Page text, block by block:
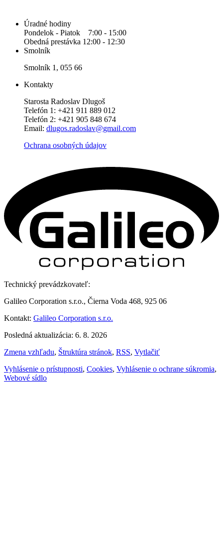
Úradné hodiny
Pondelok - Piatok 7:00 - 15:00
Obedná prestávka 12:00 - 12:30
Smolník
Smolník 1, 055 66
Kontakty
Starosta Radoslav Dlugoš
Telefón 1: +421 911 889 012
Telefón 2: +421 905 848 674
Email: dlugos.radoslav@gmail.com
Ochrana osobných údajov
Technický prevádzkovateľ:
Galileo Corporation s.r.o., Čierna Voda 468, 925 06
Kontakt: Galileo Corporation s.r.o.
Posledná aktualizácia: 6. 8. 2026
Zmena vzhľadu, Štruktúra stránok, RSS, Vytlačiť
Vyhlásenie o prístupnosti, Cookies, Vyhlásenie o ochrane súkromia,
Webové sídlo